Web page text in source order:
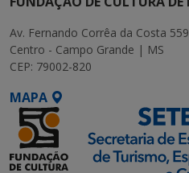
Av. Fernando Corrêa da Costa 559
Centro - Campo Grande | MS
CEP: 79002-820
MAPA